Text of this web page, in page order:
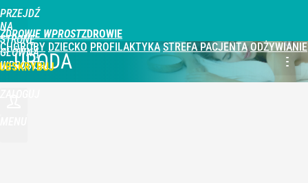
PRZEJDŹ
NA
STRONĘ
GŁÓWNĄ
WPROST.PL
ZDROWIE WPROST
CHOROBY DZIECKO PROFILAKTYKA STREFA PACJENTA ODŻYWIANIE
URODA